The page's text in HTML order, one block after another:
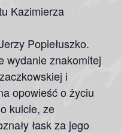
Kazimierza
Popiełuszko.
wydanie znakomitej
i
opowieść o życiu
kulcie, ze
łask za jego